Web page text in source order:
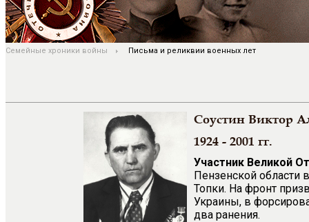
Семейные хроники войны Письма и реликвии военных лет
Соустин Виктор
1924 - 2001 гг.
Участник Великой
Пензенской области
Топки. На фронт
Украины, в
два ранения.